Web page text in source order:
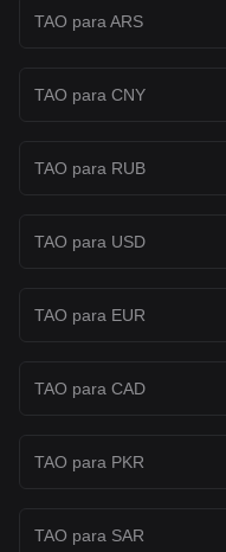
TAO para ARS
TAO para CNY
TAO para RUB
TAO para USD
TAO para EUR
TAO para CAD
TAO para PKR
TAO para SAR